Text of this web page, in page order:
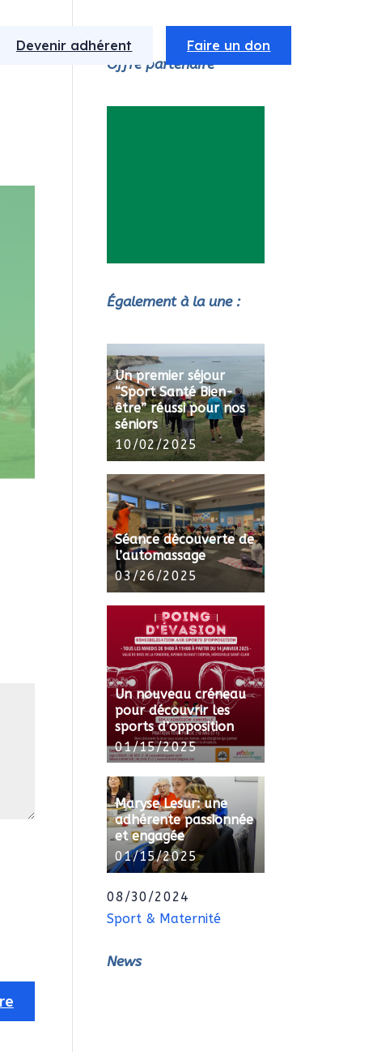
Devenir adhérent Faire un don
Offre partenaire
Également à la une :
Un premier séjour
“Sport Santé Bien-
être” réussi pour nos
séniors
10/02/2025
Séance découverte de
l’automassage
03/26/2025
Un nouveau créneau
pour découvrir les
sports d’opposition
01/15/2025
Maryse Lesur: une
adhérente passionnée
et engagée
01/15/2025
08/30/2024
Sport & Maternité
News